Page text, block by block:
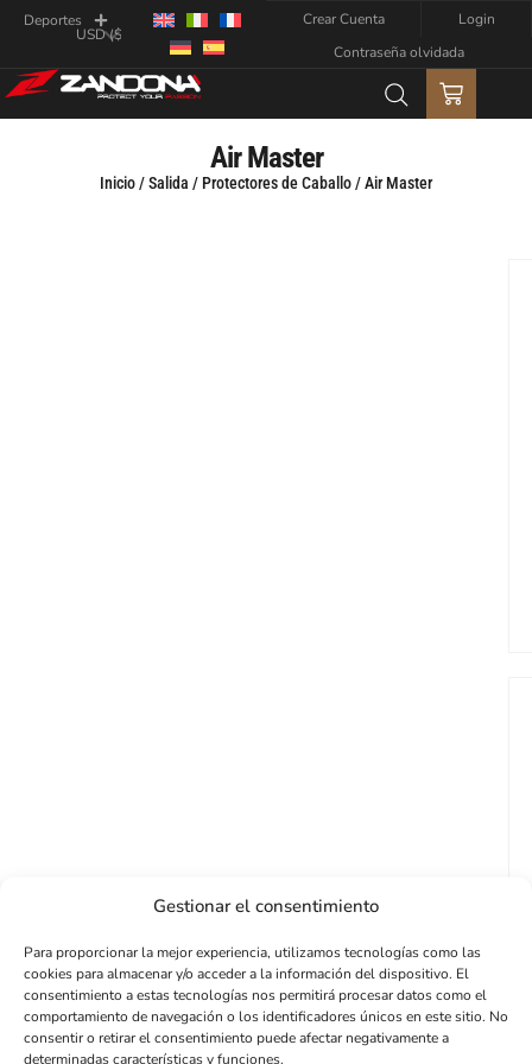
Gestionar el consentimiento
Para proporcionar la mejor experiencia, utilizamos tecnologías como las
cookies para almacenar y/o acceder a la información del dispositivo. El
consentimiento a estas tecnologías nos permitirá procesar datos como el
comportamiento de navegación o los identificadores únicos en este sitio. No
consentir o retirar el consentimiento puede afectar negativamente a
determinadas características y funciones.
Deportes Crear Cuenta
Login
Contraseña olvidada
Air Master
Inicio/Salida / Protectores de Caballo/ Air Master